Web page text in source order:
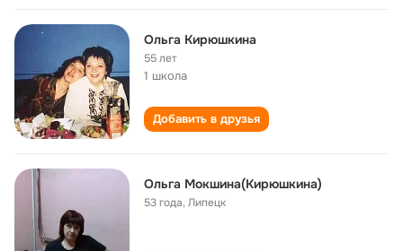
Ольга Кирюшкина
55 лет
1 школа
Добавить в друзья
Ольга Мокшина(Кирюшкина)
53 года,Липецк